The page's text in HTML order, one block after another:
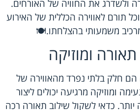
ולשדרג את החוויה של האורחים.
תורם לאווירה הכללית של האירוע
מרכיב משמעותי בהצלחתו.🍽️
תאורה ומוזיקה
הם חלק בלתי נפרד מהאווירה של
ומוזיקה מרגיעה יכולים ליצור
יותר. כדאי לשקול שילוב תאורה רכה